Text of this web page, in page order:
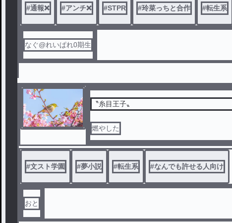
#通報❌ #アンチ❌ #STPR #玲菜っちと合作 #転生系
なぐ@れいぱれ0期生
〝糸目王子〟
燃やした
#文スト学園 #夢小説 #転生系 #なんでも許せる人向け
おと